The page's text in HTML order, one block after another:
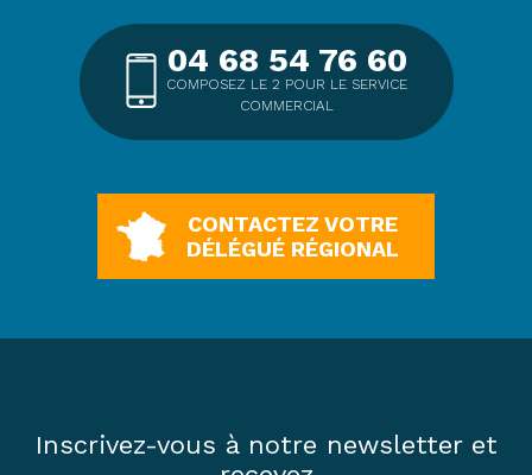
04 68 54 76 60
COMPOSEZ LE 2 POUR LE SERVICE
COMMERCIAL
CONTACTEZ VOTRE
DÉLÉGUÉ RÉGIONAL
Inscrivez-vous à notre newsletter et